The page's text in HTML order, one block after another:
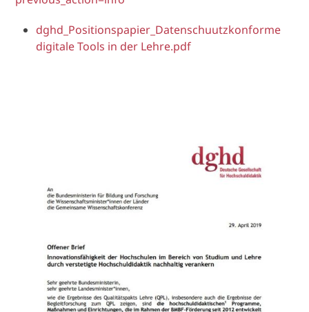
dghd_Positionspapier_Datenschuutzkonforme
digitale Tools in der Lehre.pdf